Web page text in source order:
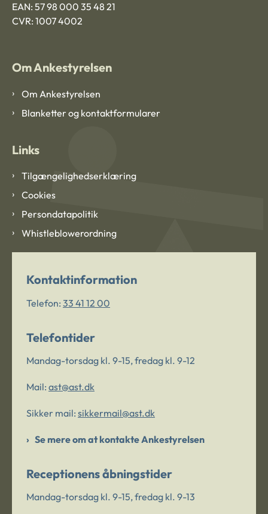
EAN: 57 98 000 35 48 21
CVR: 1007 4002
Om Ankestyrelsen
Om Ankestyrelsen
Blanketter og kontaktformularer
Links
Tilgængelighedserklæring
Cookies
Persondatapolitik
Whistleblowerordning
Kontaktinformation
Telefon: 33 41 12 00
Telefontider
Mandag-torsdag kl. 9-15, fredag kl. 9-12
Mail: ast@ast.dk
Sikker mail: sikkermail@ast.dk
Se mere om at kontakte Ankestyrelsen
Receptionens åbningstider
Mandag-torsdag kl. 9-15, fredag kl. 9-13